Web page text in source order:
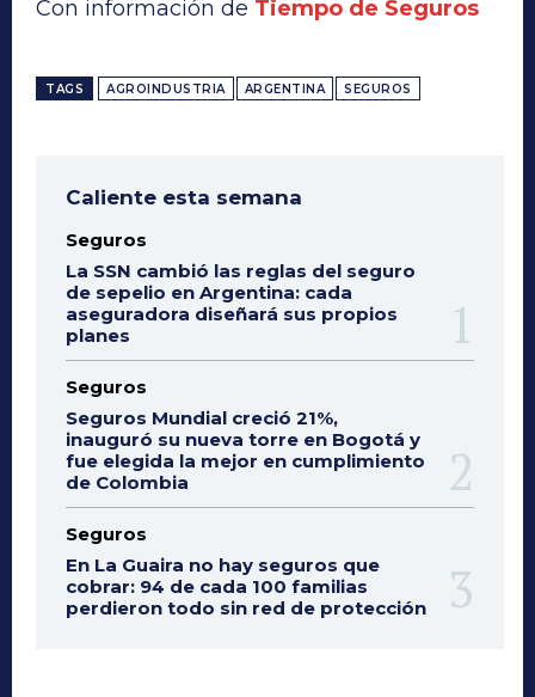
Con información de Tiempo de Seguros
TAGS AGROINDUSTRIA ARGENTINA SEGUROS
Caliente esta semana
Seguros
La SSN cambió las reglas del seguro
de sepelio en Argentina: cada
aseguradora diseñará sus propios
planes
Seguros
Seguros Mundial creció 21%,
inauguró su nueva torre en Bogotá y
fue elegida la mejor en cumplimiento
de Colombia
Seguros
En La Guaira no hay seguros que
cobrar: 94 de cada 100 familias
perdieron todo sin red de protección